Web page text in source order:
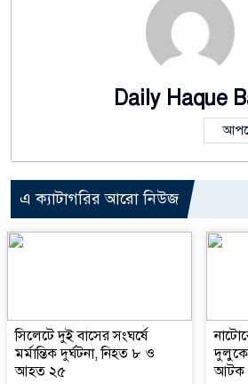
Daily Haque
এ ক্যাটাগরির আরো নিউজ
সিলেটে দুই বাসের সংঘর্ষে
মর্মান্তিক দুর্ঘটনা, নিহত ৮ ও
আহত ২৫
দুলুকে
আটক